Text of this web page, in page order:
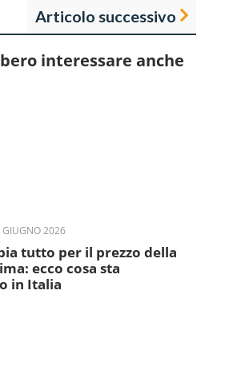
Articolo successivo
interessare anche
2026
tutto per il prezzo della
ecco cosa sta
in Italia